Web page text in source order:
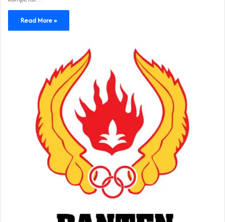
Read More »